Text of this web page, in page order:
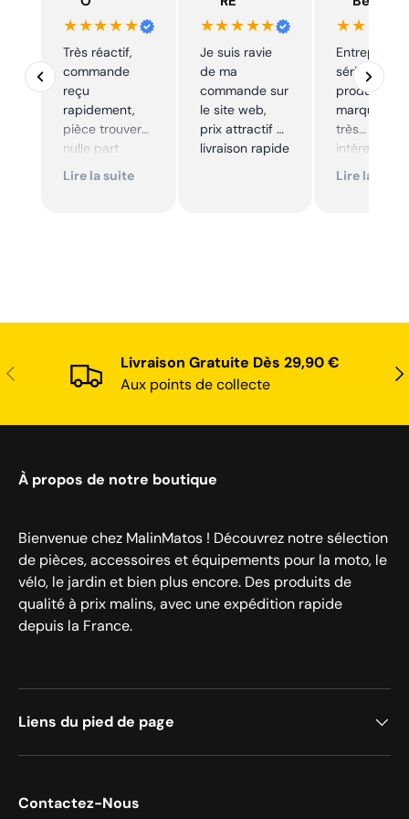
★★★★★
Très réactif,
commande
reçu
rapidement,
pièce trouver
nulle part
ailleurs et
Lire la suite
★★★★★
Je suis ravie
de ma
commande sur
le site web,
prix attractif et
livraison rapide
Entreprise
sérieuse,
produits de
marque à
très
Excellent
Lire la suite
Précédent
Livraison Gratuite Dès 29,90 €
Aux points de collecte
À propos de notre boutique
Bienvenue chez MalinMatos ! Découvrez notre sélection
de pièces, accessoires et équipements pour la moto, le
vélo, le jardin et bien plus encore. Des produits de
qualité à prix malins, avec une expédition rapide
depuis la France.
Liens du pied de page
Contactez-Nous